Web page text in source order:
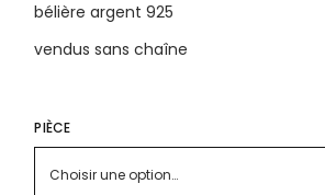
bélière argent 925
vendus sans chaîne
PIÈCE
Choisir une option…